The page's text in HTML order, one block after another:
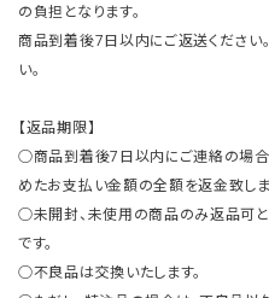
の負担となります。
商品到着後7日以内にご返送ください
い。
【返品期限】
○商品到着後7日以内にご連絡の場合
めたお支払い金額の全額を返金致しま
○未開封、未使用の商品のみ返品可と
です。
○不良品は交換いたします。